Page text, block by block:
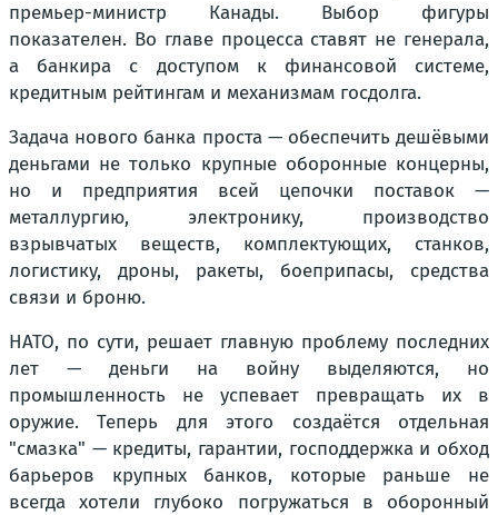
премьер-министр Канады. Выбор фигуры
показателен. Во главе процесса ставят не генерала,
а банкира с доступом к финансовой системе,
кредитным рейтингам и механизмам госдолга.
Задача нового банка проста — обеспечить дешёвыми
деньгами не только крупные оборонные концерны,
но и предприятия всей цепочки поставок —
металлургию, электронику, производство
взрывчатых веществ, комплектующих, станков,
логистику, дроны, ракеты, боеприпасы, средства
связи и броню.
НАТО, по сути, решает главную проблему последних
лет — деньги на войну выделяются, но
промышленность не успевает превращать их в
оружие. Теперь для этого создаётся отдельная
"смазка" — кредиты, гарантии, господдержка и обход
барьеров крупных банков, которые раньше не
всегда хотели глубоко погружаться в оборонный